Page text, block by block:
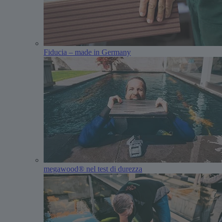
Fiducia – made in Germany
megawood® nel test di durezza